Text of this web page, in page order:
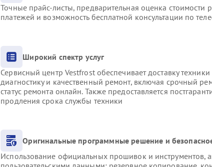
Точные прайс-листы, предварительная оценка стоимости
платежей и возможность бесплатной консультации по
Широкий спектр услуг
Сервисный центр Vestfrost обеспечивает доставку
диагностику и качественный ремонт, включая срочный
статус ремонта онлайн. Также предоставляется
продления срока службы техники
Оригинальные программные решение и
Использование официальных прошивок и инструментов,